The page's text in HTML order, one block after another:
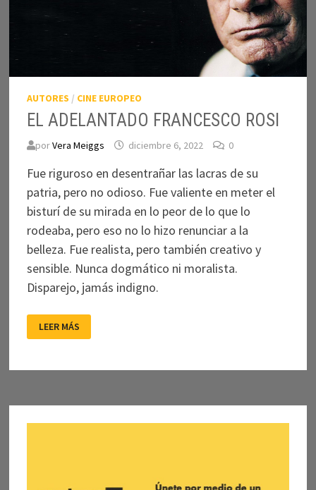
AUTORES / CINE EUROPEO
EL ADELANTADO FRANCESCO ROSI
porVera Meiggs diciembre 6, 2022 0
Fue riguroso en desentrañar las lacras de su
patria, pero no odioso. Fue valiente en meter el
bisturí de su mirada en lo peor de lo que lo
rodeaba, pero eso no lo hizo renunciar a la
belleza. Fue realista, pero también creativo y
sensible. Nunca dogmático ni moralista.
Disparejo, jamás indigno.
ADELANTADO
FRANCESCO
LEER MÁS